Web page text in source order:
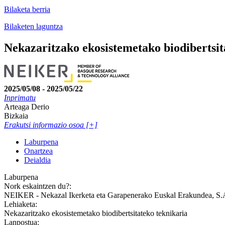
Bilaketa berria
Bilaketen laguntza
Nekazaritzako ekosistemetako
2025/05/08 - 2025/05/22
Inprimatu
Arteaga Derio
Bizkaia
Erakutsi informazio osoa [+]
Laburpena
Onartzea
Deialdia
Laburpena
Nork eskaintzen du?:
NEIKER - Nekazal Ikerketa eta Garapenerako Euskal Erakundea,
Lehiaketa:
Nekazaritzako ekosistemetako biodibertsitateko teknikaria
Lanpostua: